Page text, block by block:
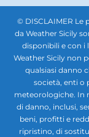
© DISCLAIMER
da Weather Sicily
disponibili e con i
Weather Sicily non
qualsiasi danno
società, enti o
meteorologiche. In
di danno, inclusi,
beni, profitti e
ripristino, di